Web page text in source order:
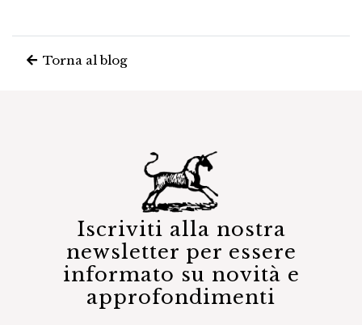
Torna al blog
Iscriviti alla nostra
newsletter per essere
informato su novità e
approfondimenti